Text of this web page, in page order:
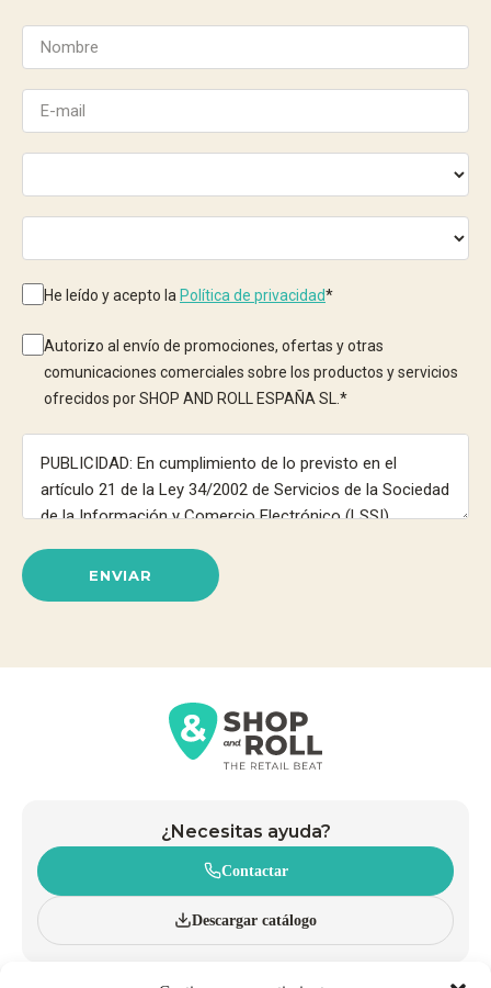
He leído y acepto la Política de privacidad*
Autorizo al envío de promociones, ofertas y otras
comunicaciones comerciales sobre los productos y servicios
ofrecidos por SHOP AND ROLL ESPAÑA SL. *
ENVIAR
¿Necesitas ayuda?
Contactar
Descargar catálogo